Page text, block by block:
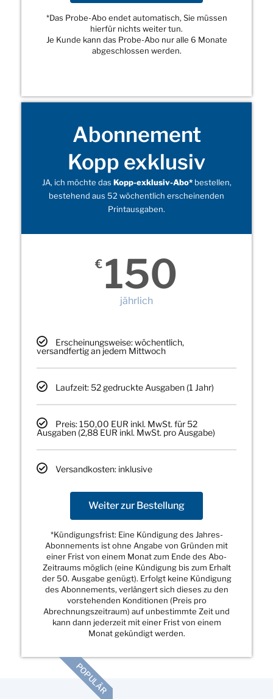
*Das Probe-Abo endet automatisch, Sie müssen
hierfür nichts weiter tun.
Je Kunde kann das Probe-Abo nur alle 6 Monate
abgeschlossen werden.
Abonnement
Kopp exklusiv
JA, ich möchte das Kopp-exklusiv-Abo*bestellen,
bestehend aus 52 wöchentlich erscheinenden
Printausgaben.
€ 150
jährlich
Erscheinungsweise: wöchentlich,
versandfertig an jedem Mittwoch
Laufzeit: 52 gedruckte Ausgaben (1 Jahr)
Preis: 150,00 EUR inkl. MwSt. für 52
Ausgaben (2,88 EUR inkl. MwSt. pro Ausgabe)
Versandkosten: inklusive
Weiter zur Bestellung
*Kündigungsfrist: Eine Kündigung des Jahres-
Abonnements ist ohne Angabe von Gründen mit
einer Frist von einem Monat zum Ende des Abo-
Zeitraums möglich (eine Kündigung bis zum Erhalt
der 50. Ausgabe genügt). Erfolgt keine Kündigung
des Abonnements, verlängert sich dieses zu den
vorstehenden Konditionen (Preis pro
Abrechnungszeitraum) auf unbestimmte Zeit und
kann dann jederzeit mit einer Frist von einem
Monat gekündigt werden.
POPULÄR